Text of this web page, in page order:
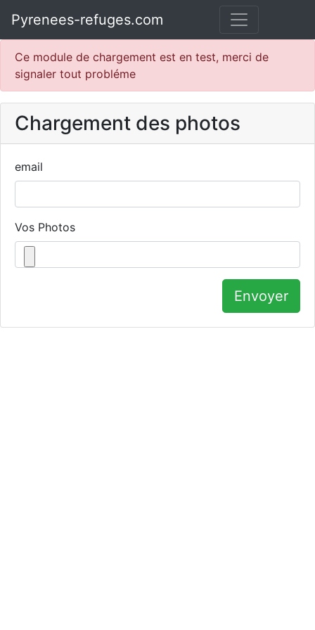
Pyrenees-refuges.com
Ce module de chargement est en test, merci de
signaler tout probléme
Chargement des photos
email
Vos Photos
Envoyer